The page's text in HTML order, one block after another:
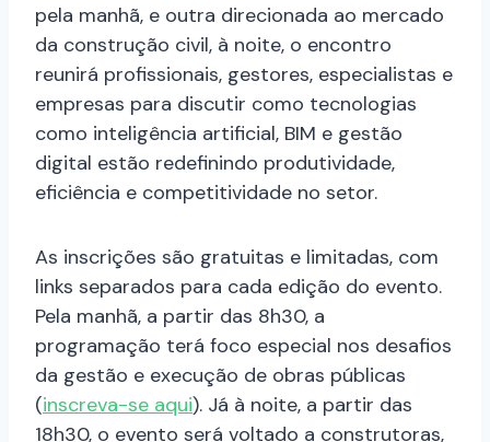
pela manhã, e outra direcionada ao mercado
da construção civil, à noite, o encontro
reunirá profissionais, gestores, especialistas e
empresas para discutir como tecnologias
como inteligência artificial, BIM e gestão
digital estão redefinindo produtividade,
eficiência e competitividade no setor.
As inscrições são gratuitas e limitadas, com
links separados para cada edição do evento.
Pela manhã, a partir das 8h30, a
programação terá foco especial nos desafios
da gestão e execução de obras públicas
(inscreva-se aqui). Já à noite, a partir das
18h30, o evento será voltado a construtoras,